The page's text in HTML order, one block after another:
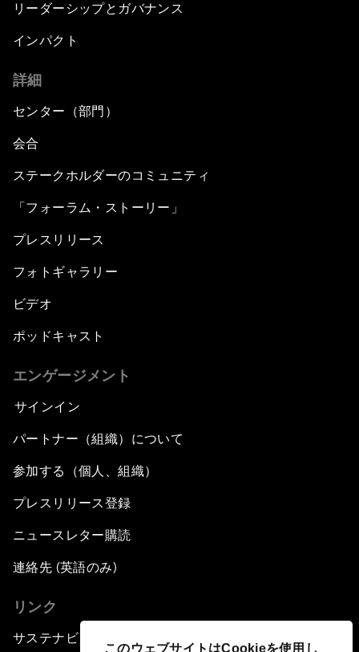
このウェブサイトはCookieを使用し
リーダーシップとガバナンス
インパクト
詳細
センター（部門）
会合
ステークホルダーのコミュニティ
「フォーラム・ストーリー」
プレスリリース
フォトギャラリー
ビデオ
ポッドキャスト
エンゲージメント
サインイン
パートナー（組織）について
参加する（個人、組織）
プレスリリース登録
ニュースレター購読
連絡先 (英語のみ)
リンク
サステナビリティへの取り組み